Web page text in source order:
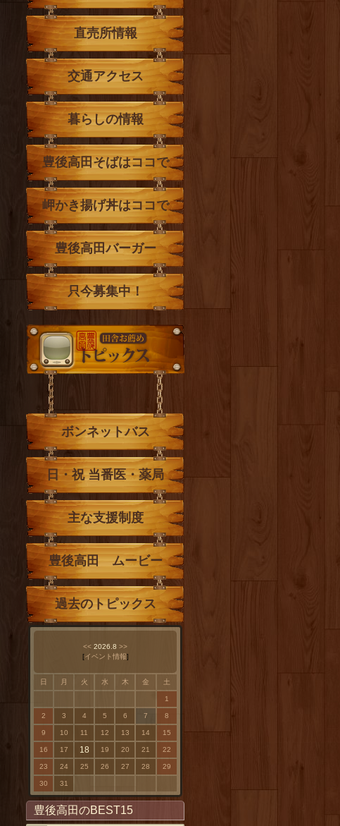
直売所情報
交通アクセス
暮らしの情報
豊後高田そばはココで
岬かき揚げ丼はココで
豊後高田バーガー
只今募集中！
ボンネットバス
日・祝 当番医・薬局
主な支援制度
豊後高田 ムービー
過去のトピックス
<< 2026.8 >>
[イベント情報]
日 月 火 水 木 金 土
1
2 3 4 5 6 7 8
9 10 11 12 13 14 15
16 17 18 19 20 21 22
23 24 25 26 27 28 29
30 31
豊後高田のBEST15